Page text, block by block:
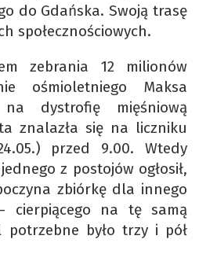
do Gdańska. Swoją trasę
społecznościowych.
zebrania 12 milionów
ośmioletniego Maksa
dystrofię mięśniową
znalazła się na liczniku
przed 9.00. Wtedy
z postojów ogłosił,
zbiórkę dla innego
cierpiącego na tę samą
było trzy i pół